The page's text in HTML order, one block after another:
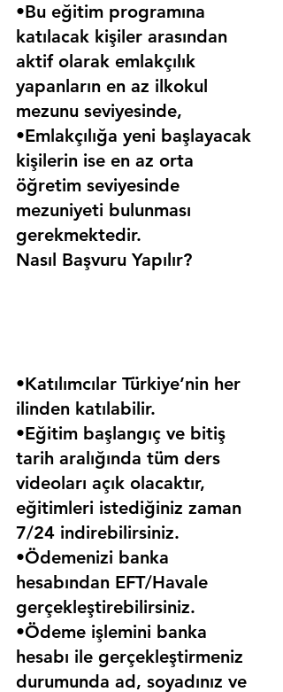
•Bu eğitim programına
katılacak kişiler arasından
aktif olarak emlakçılık
yapanların en az ilkokul
mezunu seviyesinde,
•Emlakçılığa yeni başlayacak
kişilerin ise en az orta
öğretim seviyesinde
mezuniyeti bulunması
gerekmektedir.
Nasıl Başvuru Yapılır?
•Katılımcılar Türkiye’nin her
ilinden katılabilir.
•Eğitim başlangıç ve bitiş
tarih aralığında tüm ders
videoları açık olacaktır,
eğitimleri istediğiniz zaman
7/24 indirebilirsiniz.
•Ödemenizi banka
hesabından EFT/Havale
gerçekleştirebilirsiniz.
•Ödeme işlemini banka
hesabı ile gerçekleştirmeniz
durumunda ad, soyadınız ve